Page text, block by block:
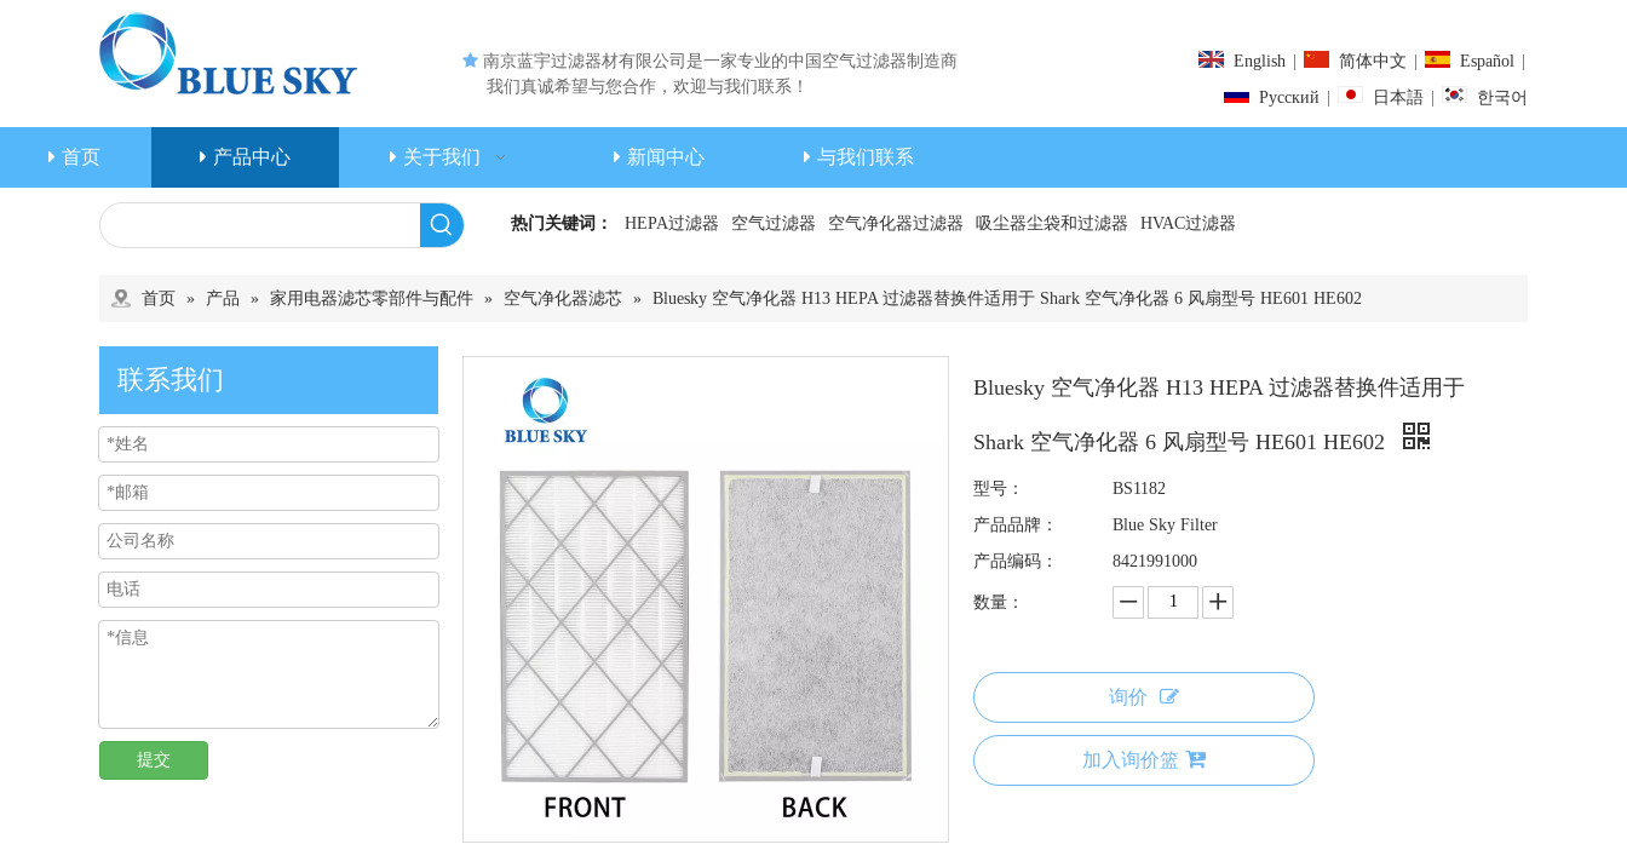
 南京蓝宇过滤器材有限公司是一家专业的中国空气过滤器制造商
我们真诚希望与您合作，欢迎与我们联系！
English 简体中文 Español
Pусский | 日本語 | 한국어
首页 产品中心 关于我们 新闻中心 与我们联系
热门关键词： HEPA过滤器 空气过滤器 空气净化器过滤器 吸尘器尘袋和过滤器 HVAC过滤器
首页 » 产品 » 家用电器滤芯零部件与配件 » 空气净化器滤芯 » Bluesky 空气净化器 H13 HEPA 过滤器替换件适用于 Shark 空气净化器 6 风扇型号 HE601 HE602
联系我们
提交
Bluesky 空气净化器 H13 HEPA 过滤器替换件适用于
Shark 空气净化器 6 风扇型号 HE601 HE602
型号：
BS1182
产品品牌：
Blue Sky Filter
产品编码：
8421991000
数量：
询价
加入询价篮